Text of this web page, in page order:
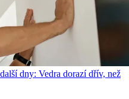
dny: Vedra dorazí dřív, než